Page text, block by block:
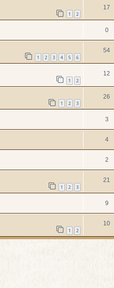
1 2
17
0
1 2 3 4 5 6
54
1 2
12
1 2 3
26
3
4
2
1 2 3
21
9
1 2
10